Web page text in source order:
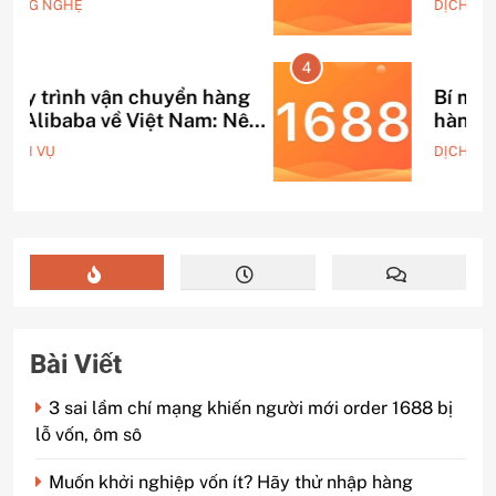
Bí mật động trời về nguồn
hàng 1688 mà dân buôn giấu
Bài Viết
3 sai lầm chí mạng khiến người mới order 1688 bị
lỗ vốn, ôm sô
Muốn khởi nghiệp vốn ít? Hãy thử nhập hàng